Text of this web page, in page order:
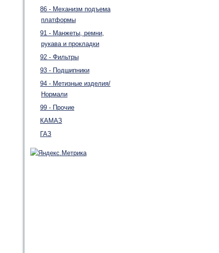
86 - Механизм подъема
платформы
91 - Манжеты, ремни,
рукава и прокладки
92 - Фильтры
93 - Подшипники
94 - Метизные изделия/
Нормали
99 - Прочие
КАМАЗ
ГАЗ